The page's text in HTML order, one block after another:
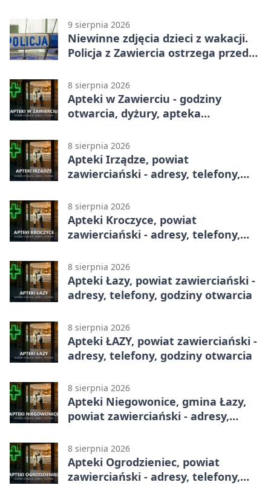
9 sierpnia 2026
Niewinne zdjęcia dzieci z wakacji.
Policja z Zawiercia ostrzega przed
8 sierpnia 2026
Apteki w Zawierciu - godziny
otwarcia, dyżury, apteka
8 sierpnia 2026
Apteki Irządze, powiat
zawierciański - adresy, telefony,
8 sierpnia 2026
Apteki Kroczyce, powiat
zawierciański - adresy, telefony,
8 sierpnia 2026
Apteki Łazy, powiat zawierciański -
adresy, telefony, godziny otwarcia
8 sierpnia 2026
Apteki ŁAZY, powiat zawierciański -
adresy, telefony, godziny otwarcia
8 sierpnia 2026
Apteki Niegowonice, gmina Łazy,
powiat zawierciański - adresy,
8 sierpnia 2026
Apteki Ogrodzieniec, powiat
zawierciański - adresy, telefony,